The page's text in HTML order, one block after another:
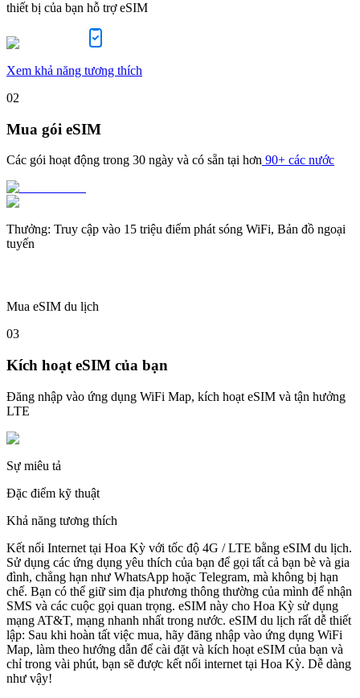
thiết bị của bạn hỗ trợ eSIM
Xem khả năng tương thích
02
Mua gói eSIM
Các gói hoạt động trong 30 ngày và có sẵn tại hơn 90+ các nước
Thưởng: Truy cập vào 15 triệu điểm phát sóng WiFi, Bản đồ ngoại
tuyến
Mua eSIM du lịch
03
Kích hoạt eSIM của bạn
Đăng nhập vào ứng dụng WiFi Map, kích hoạt eSIM và tận hưởng
LTE
Sự miêu tả
Đặc điểm kỹ thuật
Khả năng tương thích
Kết nối Internet tại Hoa Kỳ với tốc độ 4G / LTE bằng eSIM du lịch.
Sử dụng các ứng dụng yêu thích của bạn để gọi tất cả bạn bè và gia
đình, chẳng hạn như WhatsApp hoặc Telegram, mà không bị hạn
chế. Bạn có thể giữ sim địa phương thông thường của mình để nhận
SMS và các cuộc gọi quan trọng. eSIM này cho Hoa Kỳ sử dụng
mạng AT&T, mạng nhanh nhất trong nước. eSIM du lịch rất dễ thiết
lập: Sau khi hoàn tất việc mua, hãy đăng nhập vào ứng dụng WiFi
Map, làm theo hướng dẫn để cài đặt và kích hoạt eSIM của bạn và
chỉ trong vài phút, bạn sẽ được kết nối internet tại Hoa Kỳ. Dễ dàng
như vậy!